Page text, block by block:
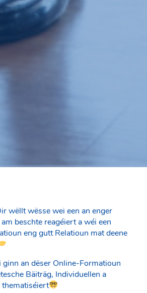
wëllt wësse wei een an enger
beschte reagéiert a wéi een
eng gutt Relatioun mat deene
ginn an dëser Online-Formatioun
Bäiträg, Individuellen a
thematiséiert